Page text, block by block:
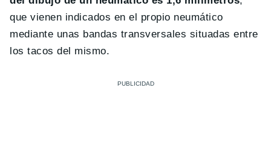
que vienen indicados en el propio neumático
mediante unas bandas transversales situadas entre
los tacos del mismo.